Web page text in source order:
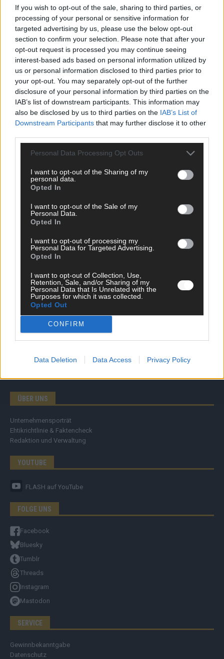
If you wish to opt-out of the sale, sharing to third parties, or
processing of your personal or sensitive information for
targeted advertising by us, please use the below opt-out
section to confirm your selection. Please note that after your
opt-out request is processed you may continue seeing
interest-based ads based on personal information utilized by
us or personal information disclosed to third parties prior to
your opt-out. You may separately opt-out of the further
disclosure of your personal information by third parties on the
IAB’s list of downstream participants. This information may
also be disclosed by us to third parties on the IAB’s List of
Downstream Participants that may further disclose it to other
Personal Data Processing Opt Outs
I want to opt-out of the Sharing of my
personal data.
Opted In
I want to opt-out of the Sale of my
Personal Data.
Opted In
I want to opt-out of processing my
Personal Data for Targeted Advertising.
Opted In
I want to opt-out of Collection, Use,
Retention, Sale, and/or Sharing of my
Personal Data that Is Unrelated with the
Purposes for which it was collected.
Opted Out
CONFIRM
Data Deletion Data Access Privacy Policy
ANZEIGE
SCHNELL ZUM RESSORT
Nachrichten
Ratgeber
Wissen
Kommentar
Streams & Storys
Eurovision
FLASH – DAS VIDEOPORTAL
ÜBER UNS
Unternehmensporträt
Ehtikrichtlinie & Faktencheck
Redaktion und Verwaltung
YOUTUBE
FLASH auf YouTube
FOLGE UNS
Facebook
Bluesky
Tumblr
Threads
Instagram
Mastodon
SERVICE
Gewinnbekanntgabe
Datenschutz